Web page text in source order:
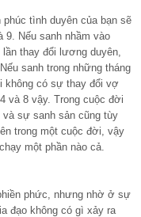
tình duyên của bạn sẽ
9. Nếu sanh nhầm vào
thay đổi lương duyên,
sanh trong những tháng
không có sự thay đổi vợ
và 8 vậy. Trong cuộc đời
sự sanh sản cũng tùy
trong một cuộc đời, vậy
một phần nào cả.
phức, nhưng nhờ ở sự
đạo không có gì xảy ra